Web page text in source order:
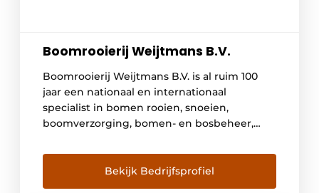
Boomrooierij Weijtmans B.V.
Boomrooierij Weijtmans B.V. is al ruim 100
jaar een nationaal en internationaal
specialist in bomen rooien, snoeien,
boomverzorging, bomen- en bosbeheer,
biomassa en houtsnippers.
Bekijk Bedrijfsprofiel